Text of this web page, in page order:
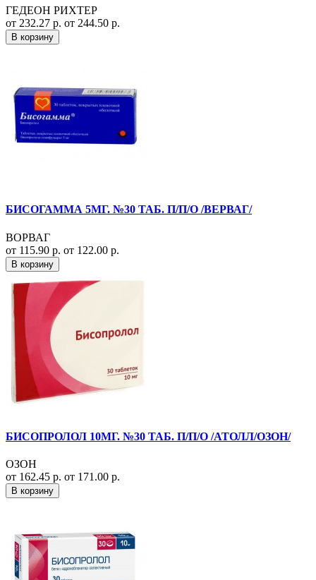
ГЕДЕОН РИХТЕР
от 232.27 р. от 244.50 р.
В корзину
БИСОГАММА 5МГ. №30 ТАБ. П/П/О /ВЕРВАГ/
ВОРВАГ
от 115.90 р. от 122.00 р.
В корзину
БИСОПРОЛОЛ 10МГ. №30 ТАБ. П/П/О /АТОЛЛ/ОЗОН/
ОЗОН
от 162.45 р. от 171.00 р.
В корзину